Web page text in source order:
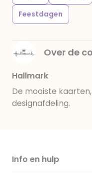
Feestdagen
Over de
Hallmark
De mooiste
designafdeling.
Info en hulp